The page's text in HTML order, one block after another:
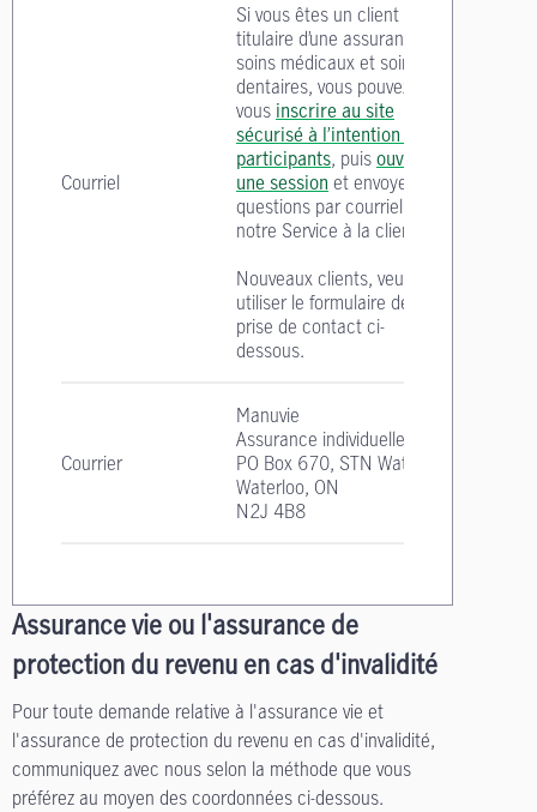
Courriel
Si vous êtes un client
titulaire d’une assurance
soins médicaux et soins
dentaires, vous pouvez
vous inscrire au site
sécurisé à l’intention des
participants, puisouvrir
une session et envoyer vos
questions par courriel à
notre Service à la clientèle.
Nouveaux clients, veuillez
utiliser le formulaire de
prise de contact ci-
dessous.
Courrier
Manuvie
Assurance individuelle
PO Box 670, STN Waterloo
Waterloo, ON
N2J 4B8
Assurance vie ou l'assurance de
protection du revenu en cas d'invalidité
Pour toute demande relative à l'assurance vie et
l'assurance de protection du revenu en cas d'invalidité,
communiquez avec nous selon la méthode que vous
préférez au moyen des coordonnées ci-dessous.